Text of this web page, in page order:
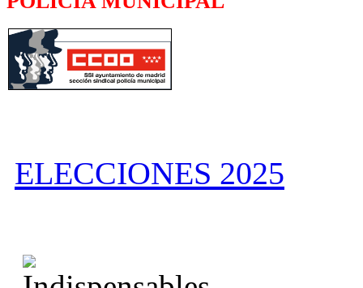
ELECCIONES 2025